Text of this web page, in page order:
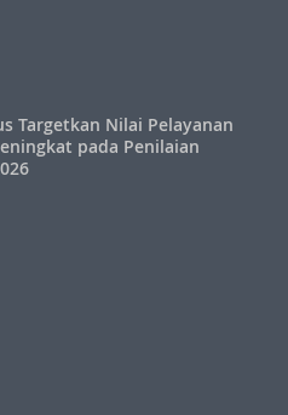
Targetkan Nilai Pelayanan
pada Penilaian